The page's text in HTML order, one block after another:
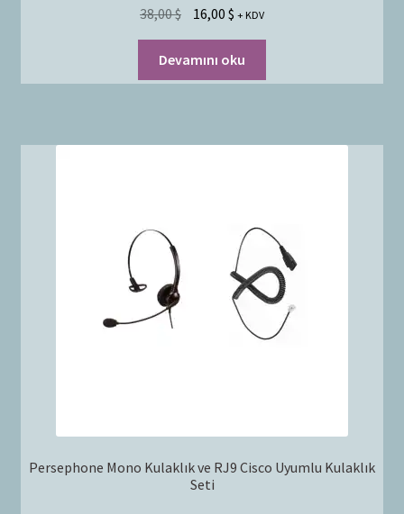
38,00$ 16,00 $ + KDV
Devamını oku
Persephone Mono Kulaklık ve RJ9 Cisco Uyumlu Kulaklık
Seti